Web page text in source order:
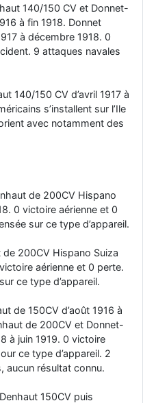
140/150 CV et Donnet-
à fin 1918. Donnet
à décembre 1918. 0
9 attaques navales
140/150 CV d’avril 1917 à
s’installent sur l’Ile
avec notamment des
de 200CV Hispano
0 victoire aérienne et 0
sur ce type d’appareil.
200CV Hispano Suiza
aérienne et 0 perte.
ce type d’appareil.
de 150CV d’août 1916 à
de 200CV et Donnet-
à juin 1919. 0 victoire
ce type d’appareil. 2
aucun résultat connu.
150CV puis